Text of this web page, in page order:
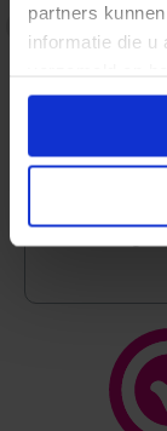
partners
informatie die u
Zeer goede
Mieke
<